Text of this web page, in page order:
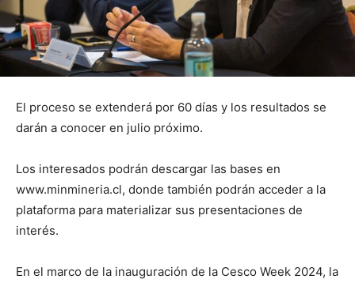
El proceso se extenderá por 60 días y los resultados se
darán a conocer en julio próximo.
Los interesados podrán descargar las bases en
www.minmineria.cl, donde también podrán acceder a la
plataforma para materializar sus presentaciones de
interés.
En el marco de la inauguración de la Cesco Week 2024, la